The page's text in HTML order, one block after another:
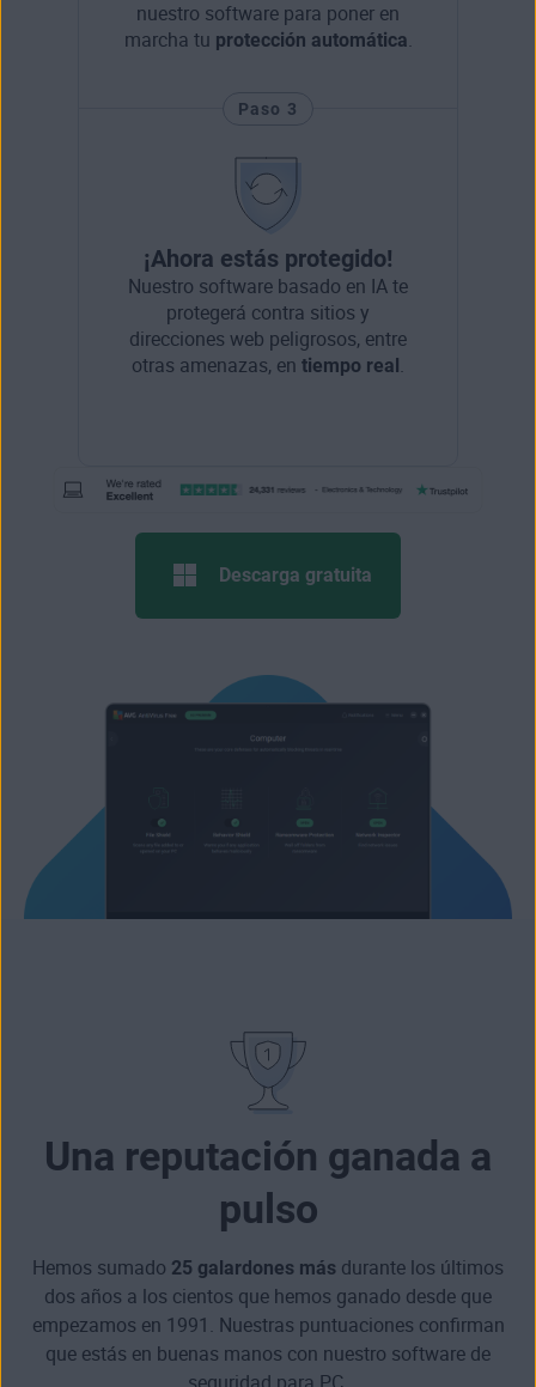
nuestro software para poner en
marcha tu protección automática
Paso 3
¡Ahora estás protegido!
Nuestro software basado en IA te
protegerá contra sitios y
direcciones web peligrosos, entre
otras amenazas, en tiempo real
Descarga gratuita
Una reputación ganada a
pulso
Hemos sumado 25 galardones más durante los últimos
dos años a los cientos que hemos ganado desde que
empezamos en 1991. Nuestras puntuaciones confirman
que estás en buenas manos con nuestro software de
seguridad para PC.